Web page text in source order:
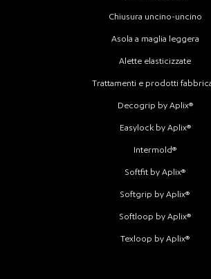
Chiusura uncino-uncino
Asola a maglia leggera
Alette elasticizzate
Trattamenti e prodotti
Decogrip by Aplix®
Easylock by Aplix®
Intermold®
Softfit by Aplix®
Softgrip by Aplix®
Softloop by Aplix®
Texloop by Aplix®